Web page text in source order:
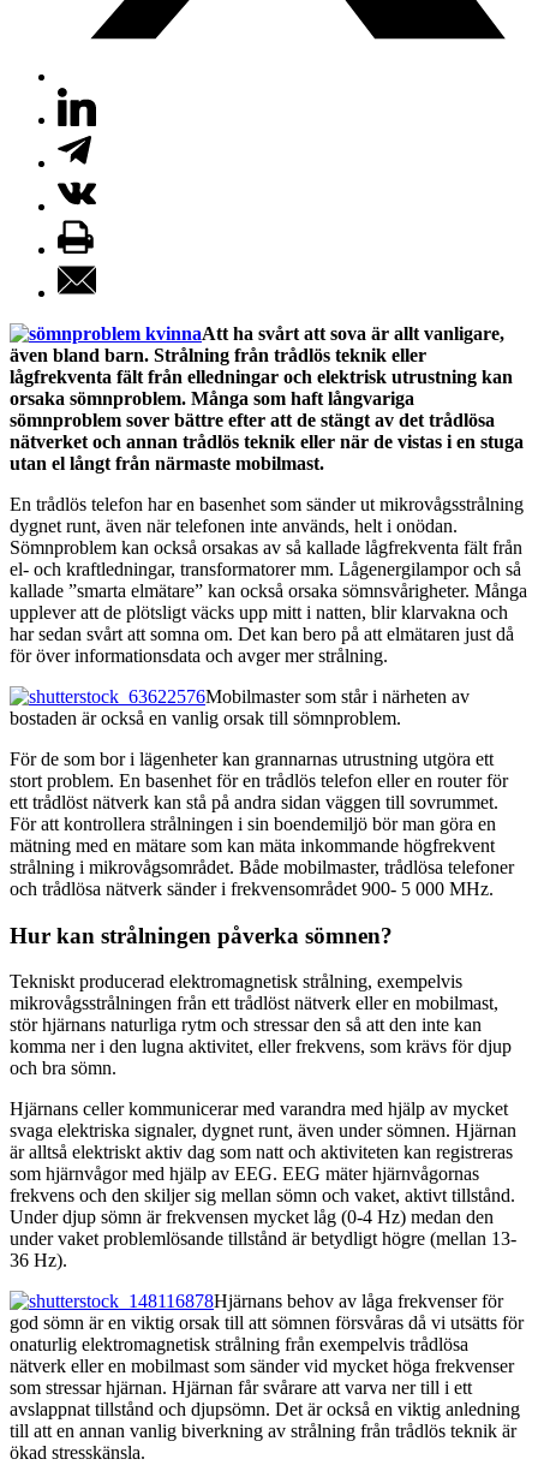
Att ha svårt att sova är allt vanligare,
även bland barn. Strålning från trådlös teknik eller
lågfrekventa fält från elledningar och elektrisk utrustning kan
orsaka sömnproblem. Många som haft långvariga
sömnproblem sover bättre efter att de stängt av det trådlösa
nätverket och annan trådlös teknik eller när de vistas i en stuga
utan el långt från närmaste mobilmast.
En trådlös telefon har en basenhet som sänder ut mikrovågsstrålning
dygnet runt, även när telefonen inte används, helt i onödan.
Sömnproblem kan också orsakas av så kallade lågfrekventa fält från
el- och kraftledningar, transformatorer mm. Lågenergilampor och så
kallade ”smarta elmätare” kan också orsaka sömnsvårigheter. Många
upplever att de plötsligt väcks upp mitt i natten, blir klarvakna och
har sedan svårt att somna om. Det kan bero på att elmätaren just då
för över informationsdata och avger mer strålning.
Mobilmaster som står i närheten av
bostaden är också en vanlig orsak till sömnproblem.
För de som bor i lägenheter kan grannarnas utrustning utgöra ett
stort problem. En basenhet för en trådlös telefon eller en router för
ett trådlöst nätverk kan stå på andra sidan väggen till sovrummet.
För att kontrollera strålningen i sin boendemiljö bör man göra en
mätning med en mätare som kan mäta inkommande högfrekvent
strålning i mikrovågsområdet. Både mobilmaster, trådlösa telefoner
och trådlösa nätverk sänder i frekvensområdet 900- 5 000 MHz.
Hur kan strålningen påverka sömnen?
Tekniskt producerad elektromagnetisk strålning, exempelvis
mikrovågsstrålningen från ett trådlöst nätverk eller en mobilmast,
stör hjärnans naturliga rytm och stressar den så att den inte kan
komma ner i den lugna aktivitet, eller frekvens, som krävs för djup
och bra sömn.
Hjärnans celler kommunicerar med varandra med hjälp av mycket
svaga elektriska signaler, dygnet runt, även under sömnen. Hjärnan
är alltså elektriskt aktiv dag som natt och aktiviteten kan registreras
som hjärnvågor med hjälp av EEG. EEG mäter hjärnvågornas
frekvens och den skiljer sig mellan sömn och vaket, aktivt tillstånd.
Under djup sömn är frekvensen mycket låg (0-4 Hz) medan den
under vaket problemlösande tillstånd är betydligt högre (mellan 13-
36 Hz).
Hjärnans behov av låga frekvenser för
god sömn är en viktig orsak till att sömnen försvåras då vi utsätts för
onaturlig elektromagnetisk strålning från exempelvis trådlösa
nätverk eller en mobilmast som sänder vid mycket höga frekvenser
som stressar hjärnan. Hjärnan får svårare att varva ner till i ett
avslappnat tillstånd och djupsömn. Det är också en viktig anledning
till att en annan vanlig biverkning av strålning från trådlös teknik är
ökad stresskänsla.